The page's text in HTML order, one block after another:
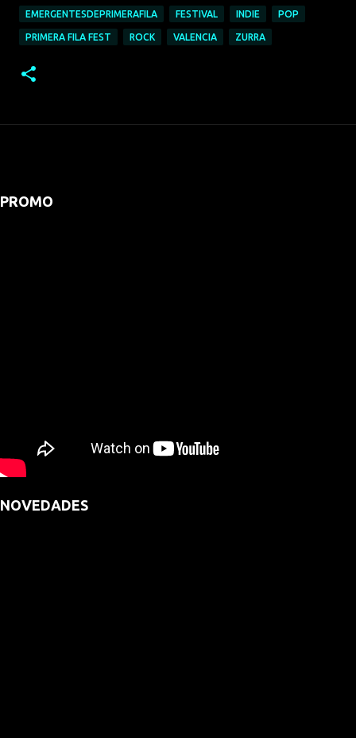
EMERGENTESDEPRIMERAFILA FESTIVAL INDIE POP
PRIMERA FILA FEST ROCK VALENCIA ZURRA
PROMO
NOVEDADES